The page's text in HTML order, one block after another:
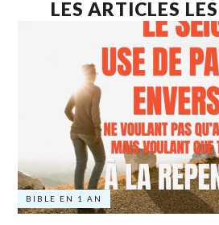
LES ARTICLES
BIBLE EN 1 AN